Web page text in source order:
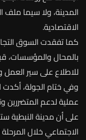
المدينة، ولاسيما ملف
الاقتصادية.
كماتفقدتالسوق
بالمحالوالمؤسسات،
للاطلاععلىسيرالعمل
وفيختامالجولة،أكدت
عمليةلدعمالمتضررين
علىأنمدينةالنبطية
الاجتماعيخلالالمرحلة